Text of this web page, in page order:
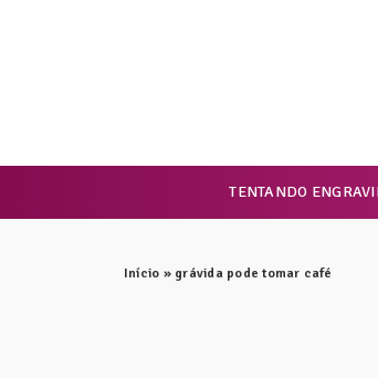
TENTANDO
Início » grávida pode tomar café